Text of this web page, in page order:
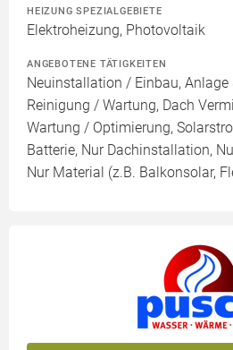
HEIZUNG SPEZIALGEBIETE
Elektroheizung, Photovoltaik
ANGEBOTENE TÄTIGKEITEN
Neuinstallation / Einbau,
Reinigung / Wartung, Dach
Wartung / Optimierung,
Batterie, Nur Dachinstallation,
Nur Material (z.B. Balkonsolar,